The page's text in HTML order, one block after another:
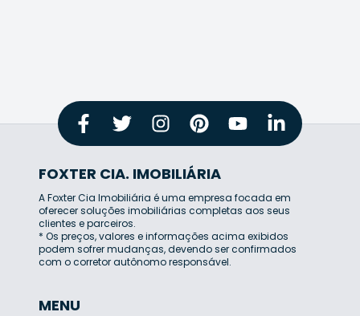
FOXTER CIA. IMOBILIÁRIA
A Foxter Cia Imobiliária é uma empresa focada em
oferecer soluções imobiliárias completas aos seus
clientes e parceiros.
* Os preços, valores e informações acima exibidos
podem sofrer mudanças, devendo ser confirmados
com o corretor autônomo responsável.
MENU